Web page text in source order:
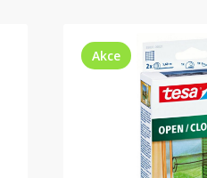
Akce